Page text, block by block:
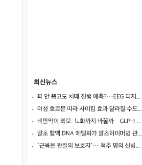
최신뉴스
피 안 뽑고도 치매 진행 예측?…EEG 디지털 트윈, 기존 바이오마커만큼 정확했다
여성 호르몬 따라 사이킴 효과 달라질 수도…에스트로겐·프로게스테론이 약효·부작용 변동에 관여할 가능성
비만약이 외모·노화까지 바꿀까…GLP-1 계열의 60~80% 간지방 감소
말초 혈액 DNA 메틸화가 알츠하이머병 관련 뇌영상·인지 지표와 연관될까
“근육은 관절의 보호자”… 척추 명의 신병준 교수가 말하는 하체 근육의 힘 [평생운동연구소]